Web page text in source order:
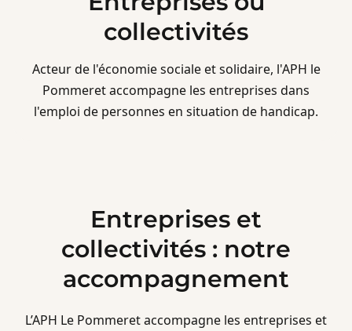
collectivités
Acteur de l'économie sociale et solidaire, l'APH le
Pommeret accompagne les entreprises dans
l'emploi de personnes en situation de handicap.
Entreprises et
collectivités : notre
accompagnement
L’APH Le Pommeret accompagne les entreprises et